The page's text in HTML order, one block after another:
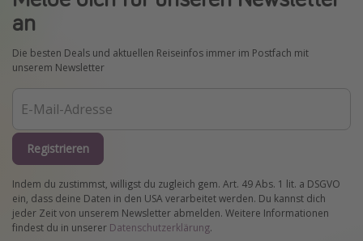
an
Die besten Deals und aktuellen Reiseinfos immer im Postfach mit
unserem Newsletter
Registrieren
Indem du zustimmst, willigst du zugleich gem. Art. 49 Abs. 1 lit. a DSGVO
ein, dass deine Daten in den USA verarbeitet werden. Du kannst dich
jeder Zeit von unserem Newsletter abmelden. Weitere Informationen
findest du in unserer Datenschutzerklärung.